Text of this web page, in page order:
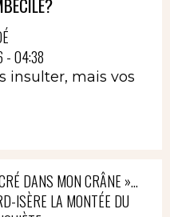
- 04:38
insulter, mais vos
DANS MON CRÂNE »…
ISÈRE LA MONTÉE DU